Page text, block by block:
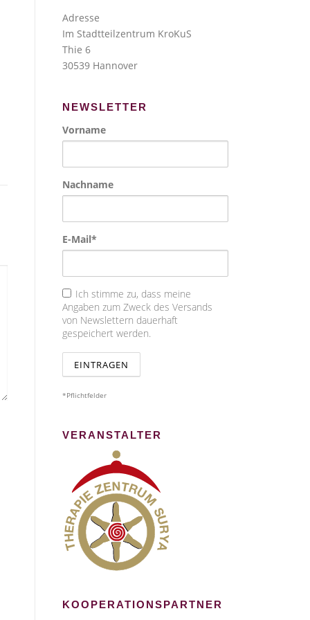
Adresse
Im Stadtteilzentrum KroKuS
Thie 6
30539 Hannover
NEWSLETTER
Vorname
Nachname
E-Mail*
Ich stimme zu, dass meine
Angaben zum Zweck des Versands
von Newslettern dauerhaft
gespeichert werden.
*Pflichtfelder
VERANSTALTER
KOOPERATIONSPARTNER